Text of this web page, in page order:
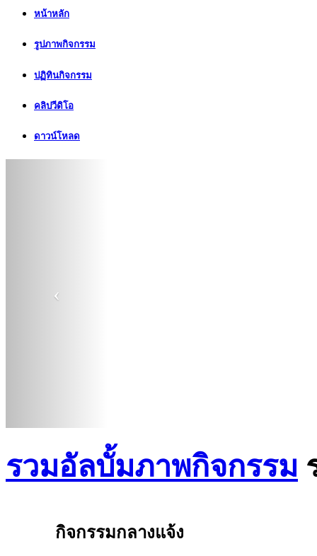
หน้าหลัก
รูปภาพกิจกรรม
ปฏิทินกิจกรรม
คลิปวีดิโอ
ดาวน์โหลด
รวมอัลบั้มภาพกิจกรรม
กิจกรรมกลางแจ้ง